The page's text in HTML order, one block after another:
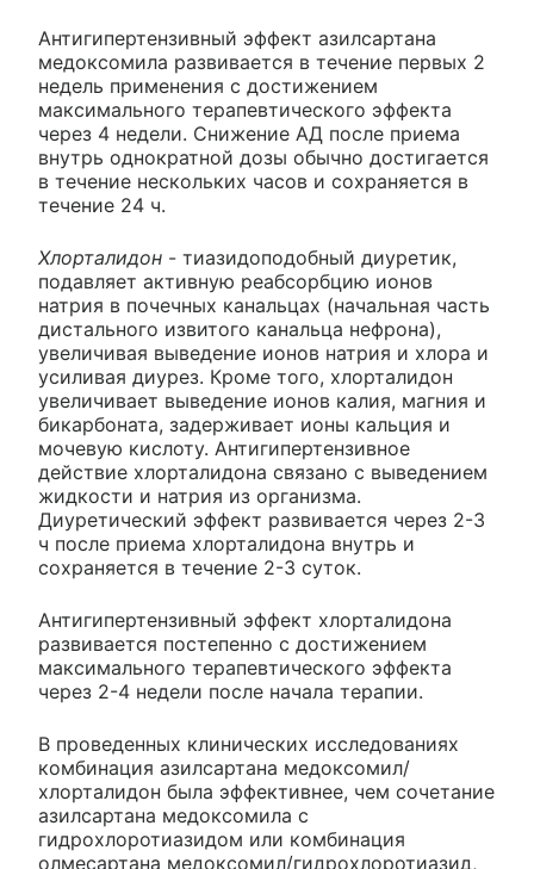
Антигипертензивный эффект азилсартана
медоксомила развивается в течение первых 2
недель применения с достижением
максимального терапевтического эффекта
через 4 недели. Снижение АД после приема
внутрь однократной дозы обычно достигается
в течение нескольких часов и сохраняется в
течение 24 ч.
Хлорталидон - тиазидоподобный диуретик,
подавляет активную реабсорбцию ионов
натрия в почечных канальцах (начальная часть
дистального извитого канальца нефрона),
увеличивая выведение ионов натрия и хлора и
усиливая диурез. Кроме того, хлорталидон
увеличивает выведение ионов калия, магния и
бикарбоната, задерживает ионы кальция и
мочевую кислоту. Антигипертензивное
действие хлорталидона связано с выведением
жидкости и натрия из организма.
Диуретический эффект развивается через 2-3
ч после приема хлорталидона внутрь и
сохраняется в течение 2-3 суток.
Антигипертензивный эффект хлорталидона
развивается постепенно с достижением
максимального терапевтического эффекта
через 2-4 недели после начала терапии.
В проведенных клинических исследованиях
комбинация азилсартана медоксомил/
хлорталидон была эффективнее, чем сочетание
азилсартана медоксомила с
гидрохлоротиазидом или комбинация
олмесартана медоксомил/гидрохлоротиазид,